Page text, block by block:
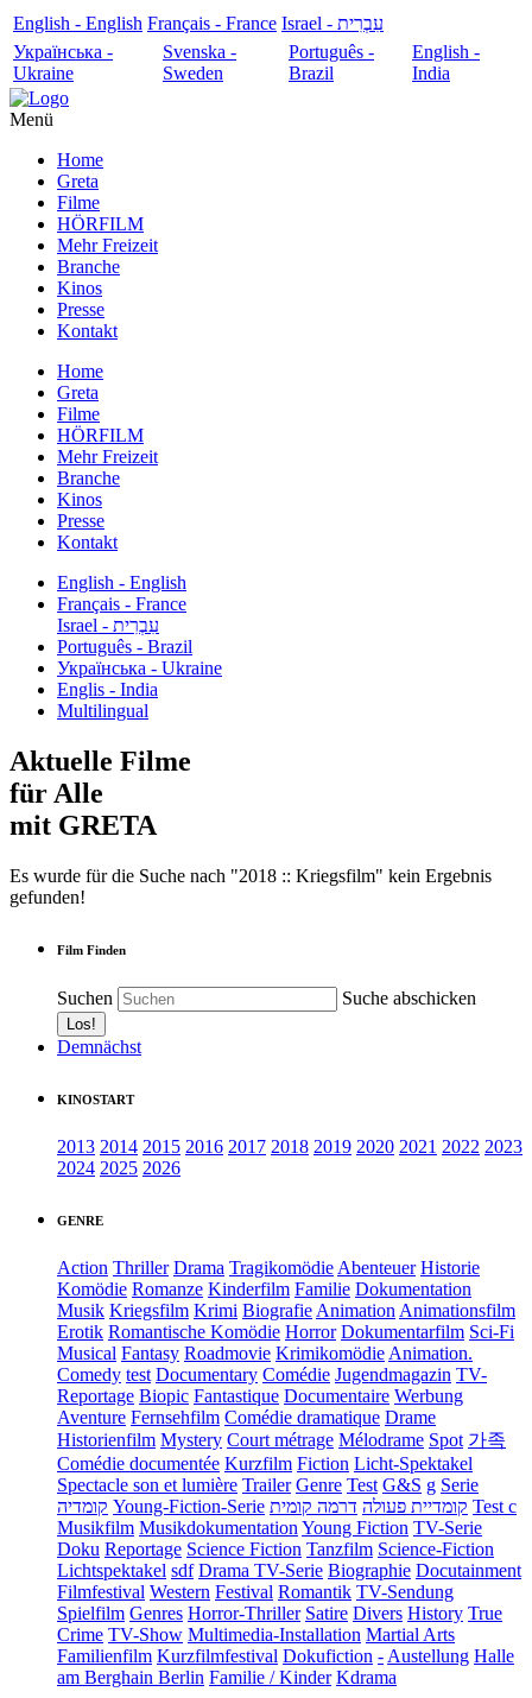
English - English Français - France
עִבְרִית - Israel
Українська -
Ukraine
Svenska -
Sweden
Português -
Brazil
English -
India
Menü
Home
Greta
Filme
HÖRFILM
Mehr Freizeit
Branche
Kinos
Presse
Kontakt
Home
Greta
Filme
HÖRFILM
Mehr Freizeit
Branche
Kinos
Presse
Kontakt
English - English
Français - France
עִבְרִית - Israel
Português - Brazil
Українська - Ukraine
Englis - India
Multilingual
Aktuelle Filme
für Alle
mit GRETA
Es wurde für die Suche nach "2018 :: Kriegsfilm" kein Ergebnis
gefunden!
Film Finden
Suchen Suche abschicken
Demnächst
KINOSTART
2013 2014 2015 2016 2017 2018 2019 2020 2021 2022 2023
2024 2025 2026
GENRE
Action Thriller Drama Tragikomödie Abenteuer Historie
Komödie Romanze Kinderfilm Familie Dokumentation
Musik Kriegsfilm Krimi Biografie Animation Animationsfilm
Erotik Romantische Komödie Horror Dokumentarfilm Sci-Fi
Musical Fantasy Roadmovie Krimikomödie Animation.
Comedy test Documentary Comédie Jugendmagazin TV-
Reportage Biopic Fantastique Documentaire Werbung
Aventure Fernsehfilm Comédie dramatique Drame
Historienfilm Mystery Court métrage Mélodrame Spot 가족
Comédie documentée Kurzfilm Fiction Licht-Spektakel
Spectacle son et lumière Trailer Genre Test G&S g Serie
קומדיה Young-Fiction-Serie קומדיית פעולה דרמה קומית
Test c
Musikfilm Musikdokumentation Young Fiction TV-Serie
Doku Reportage Science Fiction Tanzfilm Science-Fiction
Lichtspektakel sdf Drama TV-Serie Biographie Docutainment
Filmfestival Western Festival Romantik TV-Sendung
Spielfilm Genres Horror-Thriller Satire Divers History True
Crime TV-Show Multimedia-Installation Martial Arts
Familienfilm Kurzfilmfestival Dokufiction - Austellung Halle
am Berghain Berlin Familie / Kinder Kdrama